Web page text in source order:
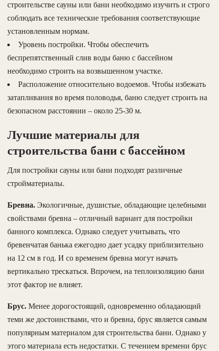
строительстве сауны или бани необходимо изучить и строго
соблюдать все технические требования соответствующие
установленным нормам.
Уровень постройки. Чтобы обеспечить
беспрепятственный слив воды баню с бассейном
необходимо строить на возвышенном участке.
Расположение относительно водоемов. Чтобы избежать
затапливания во время половодья, баню следует строить на
безопасном расстоянии – около 25-30 м.
Лучшие материалы для
строительства бани с бассейном
Для постройки сауны или бани подходят различные
стройматериалы.
Бревна. Экологичные, душистые, обладающие целебными
свойствами бревна – отличный вариант для постройки
банного комплекса. Однако следует учитывать, что
бревенчатая банька ежегодно дает усадку приблизительно
на 12 см в год. И со временем бревна могут начать
вертикально трескаться. Впрочем, на теплоизоляцию бани
этот фактор не влияет.
Брус. Менее дорогостоящий, одновременно обладающий
теми же достоинствами, что и бревна, брус является самым
популярным материалом для строительства бани. Однако у
этого материала есть недостатки. С течением времени брус